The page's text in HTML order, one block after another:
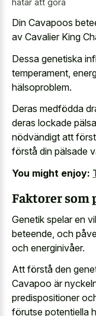
Din Cavapoos
av Cavalier King
Dessa genetiska
temperament,
hälsoproblem.
Deras medfödda
deras lockade
nödvändigt att
förstå din pälsade
You might enjoy:
Faktorer som
Genetik spelar en
beteende, och
och energinivåer.
Att förstå den
Cavapoo är
predispositioner
förutse potentiella